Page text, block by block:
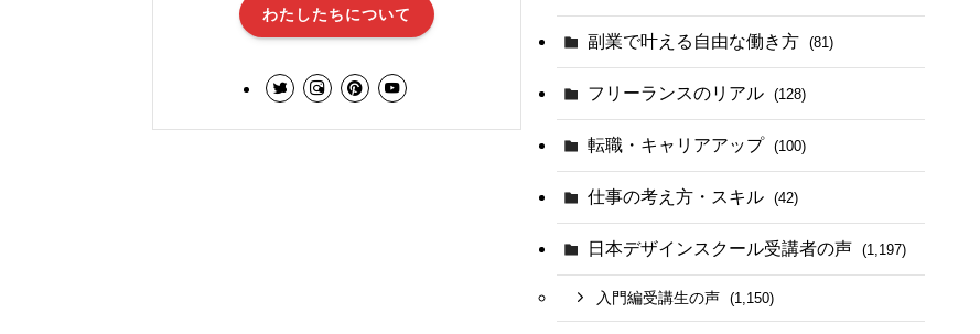
わたしたちについて
副業で叶える自由な働き方 (81)
フリーランスのリアル (128)
転職・キャリアアップ (100)
仕事の考え方・スキル (42)
日本デザインスクール受講者の声 (1,197)
入門編受講生の声 (1,150)